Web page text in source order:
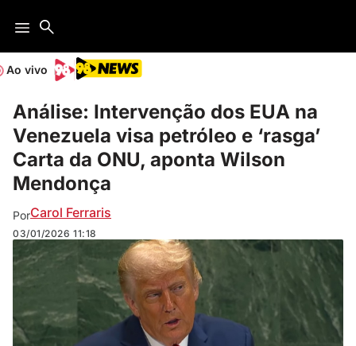
Ao vivo
Análise: Intervenção dos EUA na
Venezuela visa petróleo e ‘rasga’
Carta da ONU, aponta Wilson
Mendonça
PorCarol Ferraris
03/01/2026 11:18